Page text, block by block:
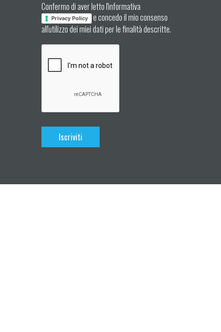
Confermo di aver letto l'informativa
Privacy Policy
e concedo il mio consenso
all'utilizzo dei miei dati per le finalità descritte.